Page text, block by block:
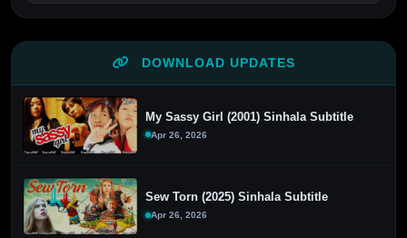
DOWNLOAD UPDATES
My Sassy Girl (2001) Sinhala Subtitle
Apr 26, 2026
Sew Torn (2025) Sinhala Subtitle
Apr 26, 2026